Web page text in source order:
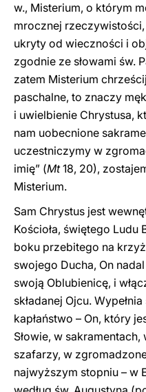
w., Misterium, o którym
mrocznej
ukryty od wieczności i
zgodnie ze słowami św.
zatem Misterium
paschalne, to znaczy
i uwielbienie Chrystusa,
nam uobecnione
uczestniczymy w
imię” (Mt18, 20),
Misterium.
Sam Chrystus jest
Kościoła, świętego
boku przebitego na
swojego Ducha, On
swoją Oblubienicę, i
składanej Ojcu.
kapłaństwo – On, który
Słowie, w
szafarzy, w
najwyższym stopniu – w